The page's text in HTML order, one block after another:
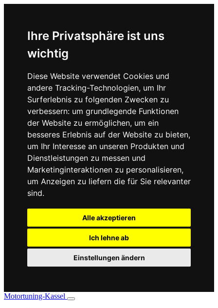
Ihre Privatsphäre ist uns
wichtig
Diese Website verwendet Cookies und
andere Tracking-Technologien, um Ihr
Surferlebnis zu folgenden Zwecken zu
verbessern: um grundlegende Funktionen
der Website zu ermöglichen, um ein
besseres Erlebnis auf der Website zu bieten,
um Ihr Interesse an unseren Produkten und
Dienstleistungen zu messen und
Marketinginteraktionen zu personalisieren,
um Anzeigen zu liefern die für Sie relevanter
sind.
Alle akzeptieren
Ich lehne ab
Einstellungen ändern
Motortuning-Kassel